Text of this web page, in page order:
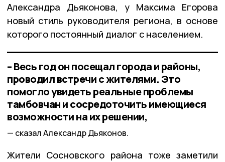
Александра Дьяконова, у Максима Егорова
новый стиль руководителя региона, в основе
которого постоянный диалог с населением.
– Весь год он посещал города и районы,
проводил встречи с жителями. Это
помогло увидеть реальные проблемы
тамбовчан и сосредоточить имеющиеся
возможности на их решении,
сказал Александр Дьяконов.
Жители Сосновского района тоже заметили